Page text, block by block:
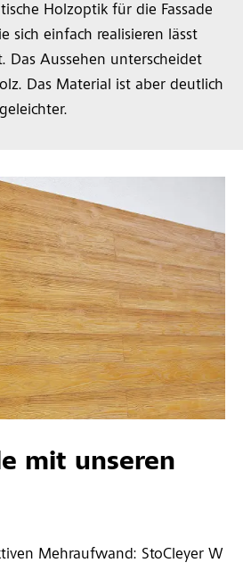
Holzoptik für die Fassade
sich einfach realisieren lässt
Das Aussehen unterscheidet
Das Material ist aber deutlich
mit unseren
Mehraufwand: StoCleyer W